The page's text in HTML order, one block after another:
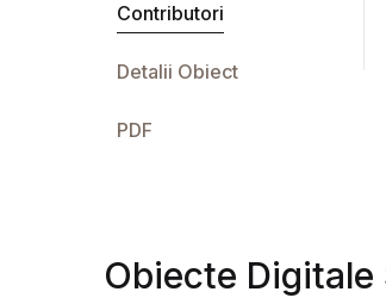
Contributori
Detalii Obiect
PDF
Obiecte Digitale